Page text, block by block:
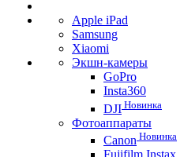
Apple iPad
Samsung
Xiaomi
Экшн-камеры
GoPro
Insta360
DJI Новинка
Фотоаппараты
Canon Новинка
Fujifilm Instax